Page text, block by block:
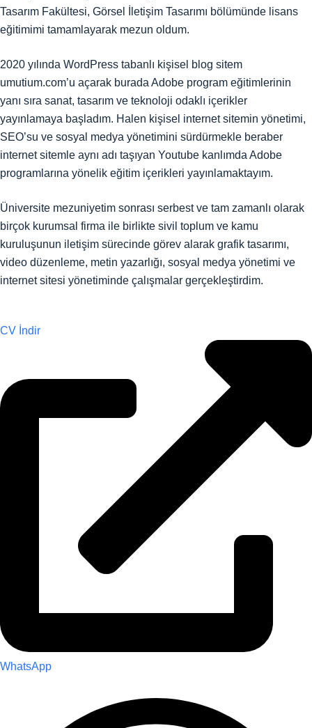
Tasarım Fakültesi, Görsel İletişim Tasarımı bölümünde lisans
eğitimimi tamamlayarak mezun oldum.
2020 yılında WordPress tabanlı kişisel blog sitem
umutium.com’u açarak burada Adobe program eğitimlerinin
yanı sıra sanat, tasarım ve teknoloji odaklı içerikler
yayınlamaya başladım. Halen kişisel internet sitemin yönetimi,
SEO’su ve sosyal medya yönetimini sürdürmekle beraber
internet sitemle aynı adı taşıyan Youtube kanlımda Adobe
programlarına yönelik eğitim içerikleri yayınlamaktayım.
Üniversite mezuniyetim sonrası serbest ve tam zamanlı olarak
birçok kurumsal firma ile birlikte sivil toplum ve kamu
kuruluşunun iletişim sürecinde görev alarak grafik tasarımı,
video düzenleme, metin yazarlığı, sosyal medya yönetimi ve
internet sitesi yönetiminde çalışmalar gerçekleştirdim.
CV İndir
WhatsApp